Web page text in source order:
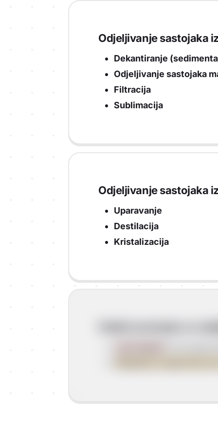
Odjeljivanje sastojaka
Dekantiranje
Odjeljivanje sastojaka
Filtracija
Sublimacija
Odjeljivanje sastojaka
Uparavanje
Destilacija
Kristalizacija